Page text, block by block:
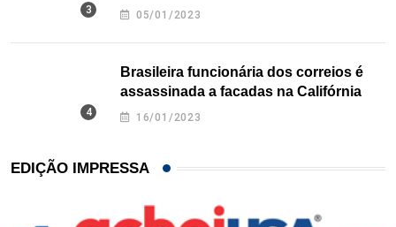
Texas
05/01/2023
Brasileira funcionária dos correios é
assassinada a facadas na Califórnia
16/01/2023
EDIÇÃO IMPRESSA